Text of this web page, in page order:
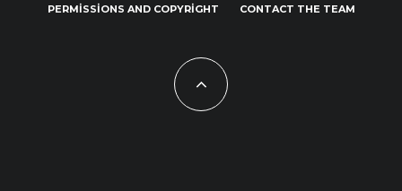
PERMISSIONS AND COPYRIGHT CONTACT THE TEAM